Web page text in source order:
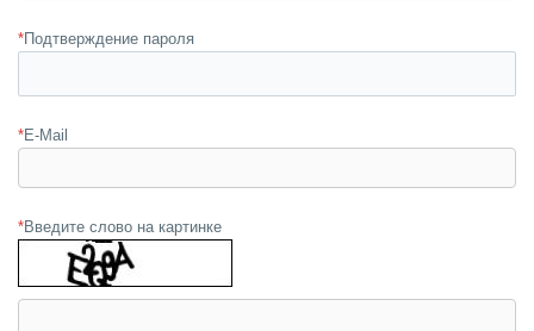
*Подтверждение пароля
*E-Mail
*Введите слово на картинке